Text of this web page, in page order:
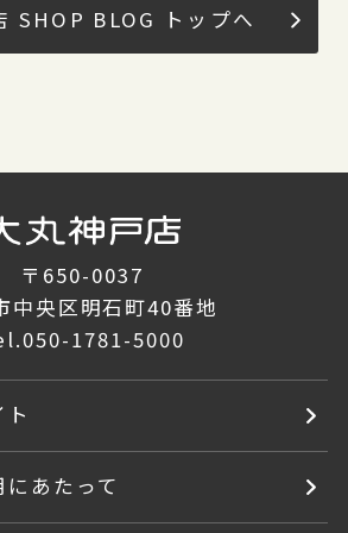
SHOP BLOG トップへ
〒650-0037
中央区明石町40番地
050-1781-5000
あたって